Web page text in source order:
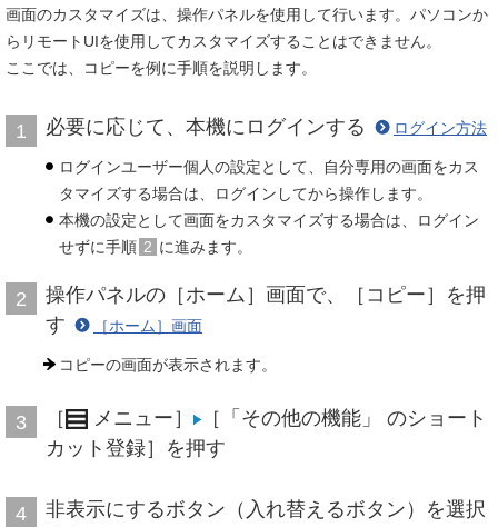
画面のカスタマイズは、操作パネルを使用して行います。パソコンか
らリモートUIを使用してカスタマイズすることはできません。
ここでは、コピーを例に手順を説明します。
1 必要に応じて、本機にログインする ログイン方法
ログインユーザー個人の設定として、自分専用の画面をカス
タマイズする場合は、ログインしてから操作します。
本機の設定として画面をカスタマイズする場合は、ログイン
せずに手順 2 に進みます。
2
操作パネルの［ホーム］画面で、［コピー］を押
す
［ホーム］画面
コピーの画面が表示されます。
3 ［ メニュー］
［「その他の機能」 のショート
カット登録］を押す
4
非表示にするボタン（入れ替えるボタン）を選択